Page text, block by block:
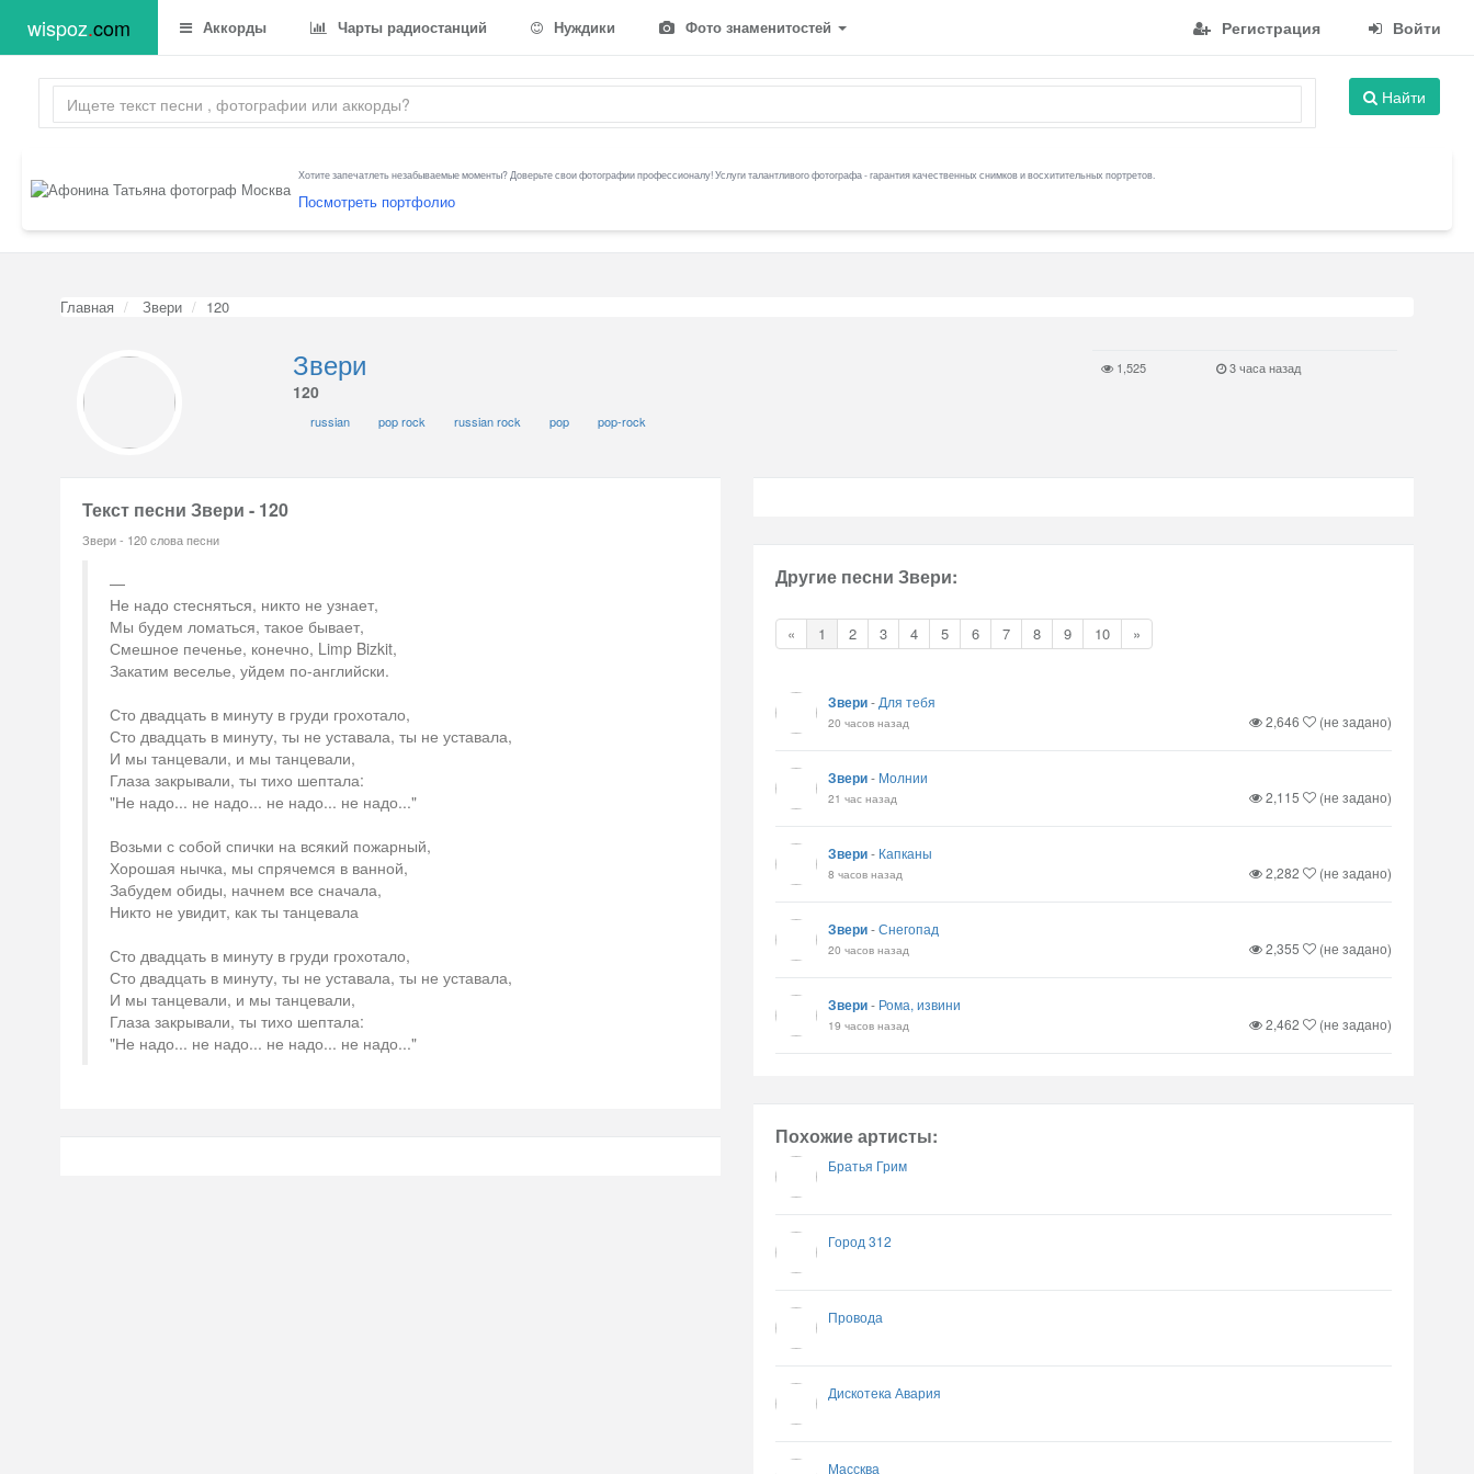
wispoz.com Аккорды Чарты радиостанций Нуждики Фото знаменитостей Регистрация Войти
Найти
Хотите запечатлеть незабываемые моменты? Доверьте свои фотографии профессионалу! Услуги талантливого фотографа - гарантия качественных снимков и восхитительных портретов.
Посмотреть портфолио
Главная Звери 120
Звери
120
russian pop rock russian rock pop pop-rock
1,525 3 часа назад
Текст песни Звери - 120
Звери - 120 слова песни
Не надо стесняться, никто не узнает,
Мы будем ломаться, такое бывает,
Смешное печенье, конечно, Limp Bizkit,
Закатим веселье, уйдем по-английски.
Сто двадцать в минуту в груди грохотало,
Сто двадцать в минуту, ты не уставала, ты не уставала,
И мы танцевали, и мы танцевали,
Глаза закрывали, ты тихо шептала:
"Не надо... не надо... не надо... не надо..."
Возьми с собой спички на всякий пожарный,
Хорошая нычка, мы спрячемся в ванной,
Забудем обиды, начнем все сначала,
Никто не увидит, как ты танцевала
Сто двадцать в минуту в груди грохотало,
Сто двадцать в минуту, ты не уставала, ты не уставала,
И мы танцевали, и мы танцевали,
Глаза закрывали, ты тихо шептала:
"Не надо... не надо... не надо... не надо..."
Другие песни Звери:
« 1 2 3 4 5 6 7 8 9 10 »
Звери- Для тебя
20 часов назад 2,646 (не задано)
Звери- Молнии
21 час назад 2,115 (не задано)
Звери- Капканы
8 часов назад 2,282 (не задано)
Звери-Снегопад
20 часов назад 2,355 (не задано)
Звери- Рома, извини
19 часов назад 2,462 (не задано)
Похожие артисты:
Братья Грим
Город 312
Провода
Дискотека Авария
Массква